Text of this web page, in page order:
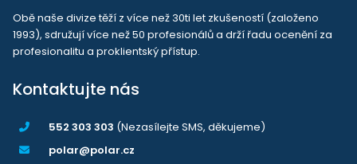
Obě naše divize těží z více než 30ti let zkušeností (založeno
1993), sdružují více než 50 profesionálů a drží řadu ocenění za
profesionalitu a proklientský přístup.
Kontaktujte nás
552 303 303 (Nezasílejte SMS, děkujeme)
polar@polar.cz